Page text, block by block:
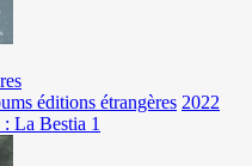
éditions étrangères 2022
La Bestia 1